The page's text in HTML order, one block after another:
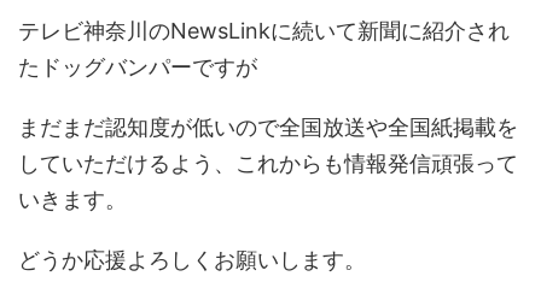
テレビ神奈川のNewsLinkに続いて新聞に紹介され
たドッグバンパーですが
まだまだ認知度が低いので全国放送や全国紙掲載を
していただけるよう、これからも情報発信頑張って
いきます。
どうか応援よろしくお願いします。